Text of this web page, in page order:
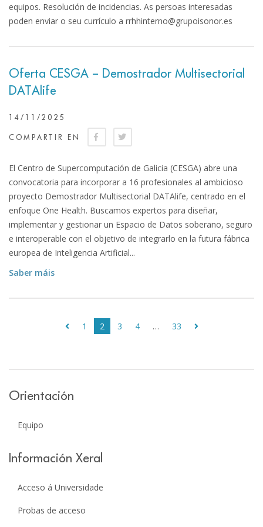
equipos. Resolución de incidencias. As persoas interesadas
poden enviar o seu currículo a rrhhinterno@grupoisonor.es
Oferta CESGA – Demostrador Multisectorial
DATAlife
14/11/2025
COMPARTIR EN
El Centro de Supercomputación de Galicia (CESGA) abre una
convocatoria para incorporar a 16 profesionales al ambicioso
proyecto Demostrador Multisectorial DATAlife, centrado en el
enfoque One Health. Buscamos expertos para diseñar,
implementar y gestionar un Espacio de Datos soberano, seguro
e interoperable con el objetivo de integrarlo en la futura fábrica
europea de Inteligencia Artificial...
Saber máis
1 2 3 4 … 33
Orientación
Equipo
Información Xeral
Acceso á Universidade
Probas de acceso